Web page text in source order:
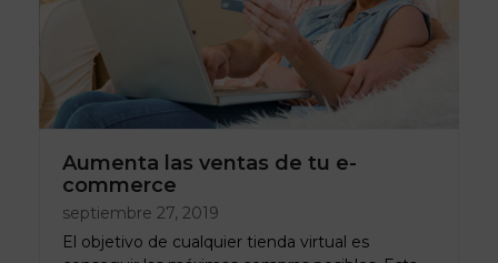
Aumenta las ventas de tu e-
commerce
septiembre 27, 2019
El objetivo de cualquier tienda virtual es